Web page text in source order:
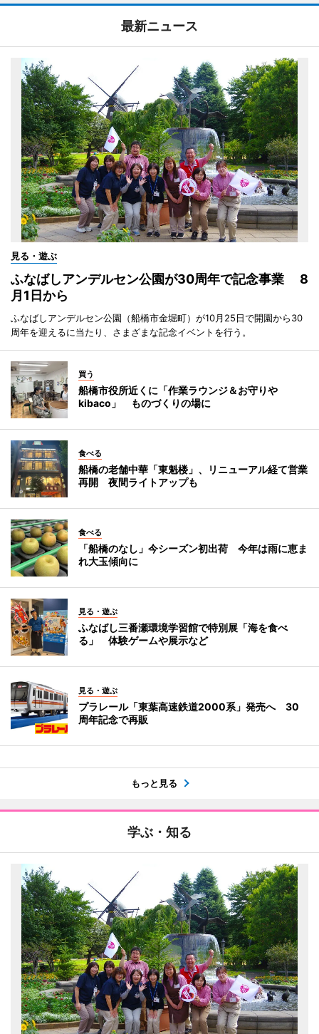
最新ニュース
見る・遊ぶ
ふなばしアンデルセン公園が30周年で記念事業 8
月1日から
ふなばしアンデルセン公園（船橋市金堀町）が10月25日で開園から30
周年を迎えるに当たり、さまざまな記念イベントを行う。
買う
船橋市役所近くに「作業ラウンジ＆お守りや
kibaco」 ものづくりの場に
食べる
船橋の老舗中華「東魁楼」、リニューアル経て営業
再開 夜間ライトアップも
食べる
「船橋のなし」今シーズン初出荷 今年は雨に恵ま
れ大玉傾向に
見る・遊ぶ
ふなばし三番瀬環境学習館で特別展「海を食べ
る」 体験ゲームや展示など
見る・遊ぶ
プラレール「東葉高速鉄道2000系」発売へ 30
周年記念で再販
もっと見る
学ぶ・知る